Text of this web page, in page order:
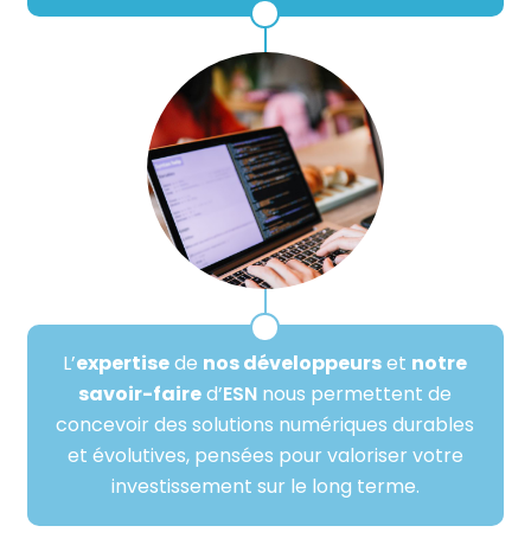
L’expertisede nos développeurset notre
savoir-faired’ESN nous permettent de
concevoir des solutions numériques durables
et évolutives, pensées pour valoriser votre
investissement sur le long terme.